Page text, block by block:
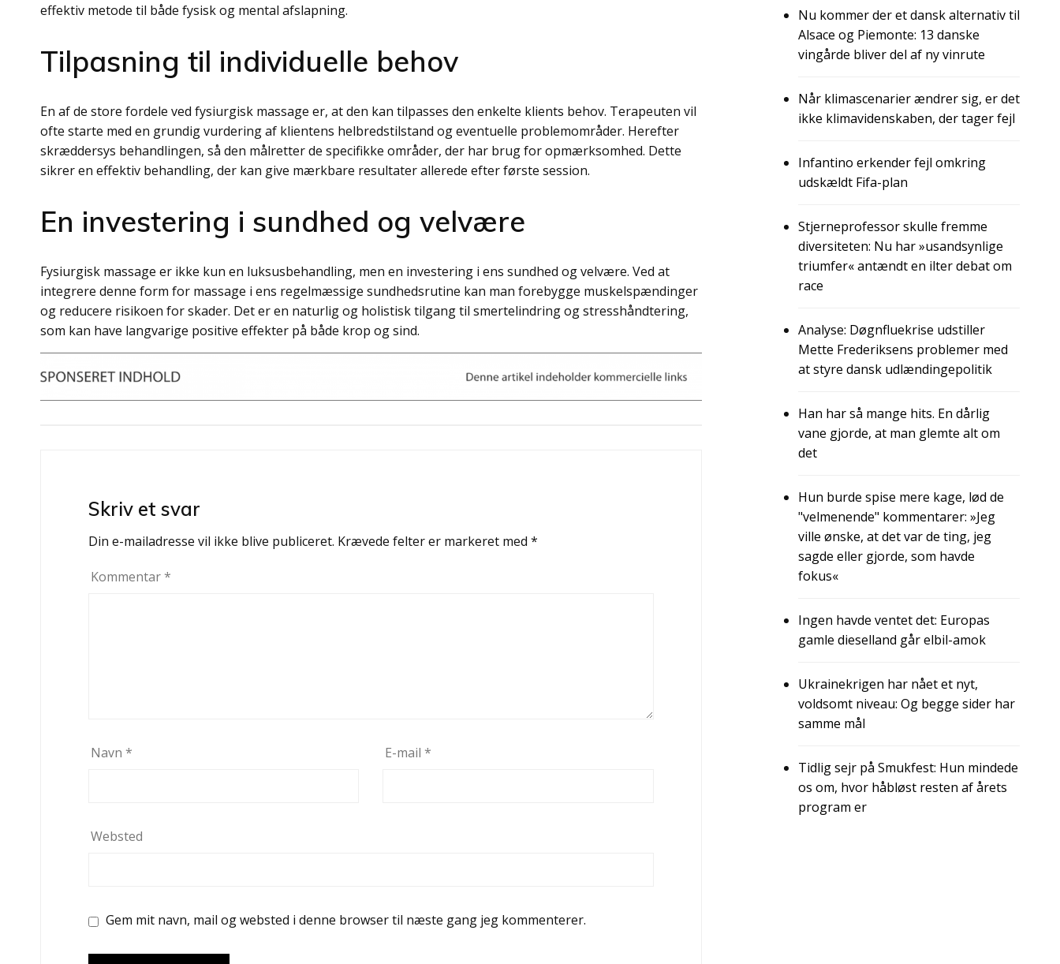
effektiv metode til både fysisk og mental afslapning.
Tilpasning til individuelle behov
En af de store fordele ved fysiurgisk massage er, at den kan tilpasses den enkelte klients behov. Terapeuten vil
ofte starte med en grundig vurdering af klientens helbredstilstand og eventuelle problemområder. Herefter
skræddersys behandlingen, så den målretter de specifikke områder, der har brug for opmærksomhed. Dette
sikrer en effektiv behandling, der kan give mærkbare resultater allerede efter første session.
En investering i sundhed og velvære
Fysiurgisk massage er ikke kun en luksusbehandling, men en investering i ens sundhed og velvære. Ved at
integrere denne form for massage i ens regelmæssige sundhedsrutine kan man forebygge muskelspændinger
og reducere risikoen for skader. Det er en naturlig og holistisk tilgang til smertelindring og stresshåndtering,
som kan have langvarige positive effekter på både krop og sind.
Skriv et svar
Din e-mailadresse vil ikke blive publiceret. Krævede felter er markeret med *
Kommentar*
Navn * E-mail*
Websted
Gem mit navn, mail og websted i denne browser til næste gang jeg kommenterer.
Nu kommer der et dansk alternativ til
Alsace og Piemonte: 13 danske
vingårde bliver del af ny vinrute
Når klimascenarier ændrer sig, er det
ikke klimavidenskaben, der tager fejl
Infantino erkender fejl omkring
udskældt Fifa-plan
Stjerneprofessor skulle fremme
diversiteten: Nu har »usandsynlige
triumfer« antændt en ilter debat om
race
Analyse: Døgnfluekrise udstiller
Mette Frederiksens problemer med
at styre dansk udlændingepolitik
Han har så mange hits. En dårlig
vane gjorde, at man glemte alt om
det
Hun burde spise mere kage, lød de
"velmenende" kommentarer: »Jeg
ville ønske, at det var de ting, jeg
sagde eller gjorde, som havde
fokus«
Ingen havde ventet det: Europas
gamle dieselland går elbil-amok
Ukrainekrigen har nået et nyt,
voldsomt niveau: Og begge sider har
samme mål
Tidlig sejr på Smukfest: Hun mindede
os om, hvor håbløst resten af årets
program er